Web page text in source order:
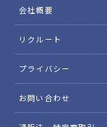
会社概要
リクルート
プライバシー
お問い合わせ